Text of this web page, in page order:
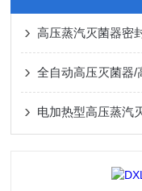
高压蒸汽灭菌器密
电加热型高压蒸汽